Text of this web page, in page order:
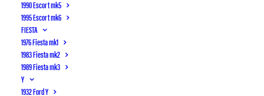
1990 Escort mk5
1995 Escort mk6
FIESTA
1976 Fiesta mk1
1983 Fiesta mk2
1989 Fiesta mk3
Y
1932 Ford Y
e.V. im ADAC” ved Düsseldorf